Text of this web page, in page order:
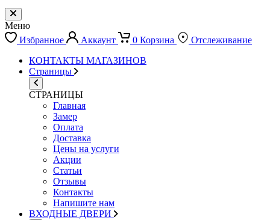
Меню
Избранное
Аккаунт 0 Корзина
Отслеживание
КОНТАКТЫ МАГАЗИНОВ
Страницы
СТРАНИЦЫ
Главная
Замер
Оплата
Доставка
Цены на услуги
Акции
Статьи
Отзывы
Контакты
Напишите нам
ВХОДНЫЕ ДВЕРИ